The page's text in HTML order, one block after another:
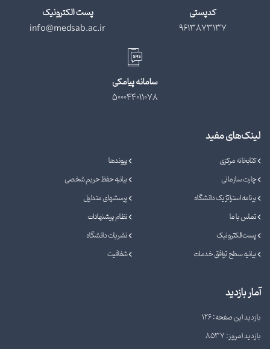
کدپستی
9613873137
پست الکترونیک
info@medsab.ac.ir
سامانه پیامکی
500044011078
لینک‌های مفید
کتابخانه مرکزی
پیوندها
چارت سازمانی
بیانیه حفظ حریم شخصی
برنامه استراتژیک دانشگاه
پرسشهای متداول
تماس با ما
نظام پیشنهادات
پست الکترونیک
نشریات دانشگاه
بیانیه سطح توافق خدمات
شفافیت
آمار بازدید
بازدید این صفحه: 126
بازدید امروز: 8537